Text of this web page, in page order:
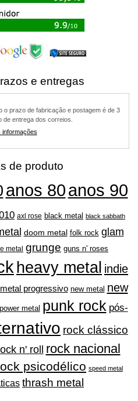
e entregas
o prazo de fabricação e postagem é de 3
de entrega dos correios.
informações
de produto
anos 80anos 90
axl rose black metal black sabbath
doom metal folk rock glam
metal grunge guns n' roses
heavy metal indie
metal progressivo new metal new
power metal punk rock pós-
rock clássico
n' roll rock nacional
psicodélico speed metal
thrash metal